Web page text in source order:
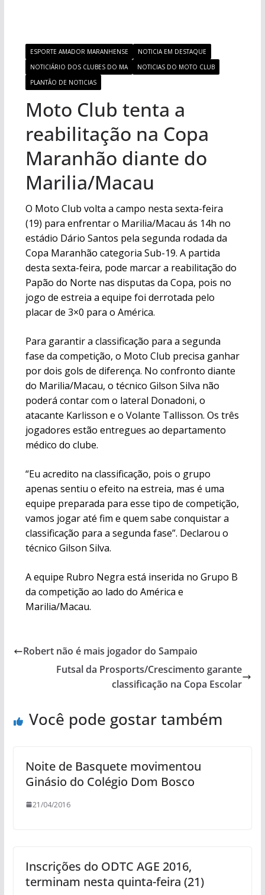
ESPORTE AMADOR MARANHENSE
NOTICIA EM DESTAQUE
NOTICIÁRIO DOS CLUBES DO MA
NOTICIAS DO MOTO CLUB
PLANTÃO DE NOTICIAS
Moto Club tenta a
reabilitação na Copa
Maranhão diante do
Marilia/Macau
O Moto Club volta a campo nesta sexta-feira
(19) para enfrentar o Marilia/Macau ás 14h no
estádio Dário Santos pela segunda rodada da
Copa Maranhão categoria Sub-19. A partida
desta sexta-feira, pode marcar a reabilitação do
Papão do Norte nas disputas da Copa, pois no
jogo de estreia a equipe foi derrotada pelo
placar de 3×0 para o América.
Para garantir a classificação para a segunda
fase da competição, o Moto Club precisa ganhar
por dois gols de diferença. No confronto diante
do Marilia/Macau, o técnico Gilson Silva não
poderá contar com o lateral Donadoni, o
atacante Karlisson e o Volante Tallisson. Os três
jogadores estão entregues ao departamento
médico do clube.
“Eu acredito na classificação, pois o grupo
apenas sentiu o efeito na estreia, mas é uma
equipe preparada para esse tipo de competição,
vamos jogar até fim e quem sabe conquistar a
classificação para a segunda fase”. Declarou o
técnico Gilson Silva.
A equipe Rubro Negra está inserida no Grupo B
da competição ao lado do América e
Marilia/Macau.
Robert não é mais jogador do Sampaio
Futsal da Prosports/Crescimento garante
classificação na Copa Escolar
Você pode gostar também
Noite de Basquete movimentou
Ginásio do Colégio Dom Bosco
21/04/2016
Inscrições do ODTC AGE 2016,
terminam nesta quinta-feira (21)